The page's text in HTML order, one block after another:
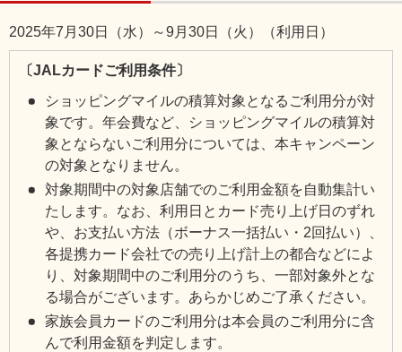
2025年7月30日（水）～9月30日（火）（利用日）
〔JALカードご利用条件〕
ショッピングマイルの積算対象となるご利用分が対
象です。年会費など、ショッピングマイルの積算対
象とならないご利用分については、本キャンペーン
の対象となりません。
対象期間中の対象店舗でのご利用金額を自動集計い
たします。なお、利用日とカード売り上げ日のずれ
や、お支払い方法（ボーナス一括払い・2回払い）、
各提携カード会社での売り上げ計上の都合などによ
り、対象期間中のご利用分のうち、一部対象外とな
る場合がございます。あらかじめご了承ください。
家族会員カードのご利用分は本会員のご利用分に含
んで利用金額を判定します。